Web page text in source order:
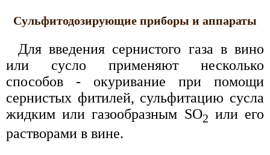
Сульфитодозирующие приборы и аппараты
Для введения сернистого газа в вино
или сусло применяют несколько
способов - окуривание при помощи
сернистых фитилей, сульфитацию сусла
жидким или газообразным SО2 или его
растворами в вине.